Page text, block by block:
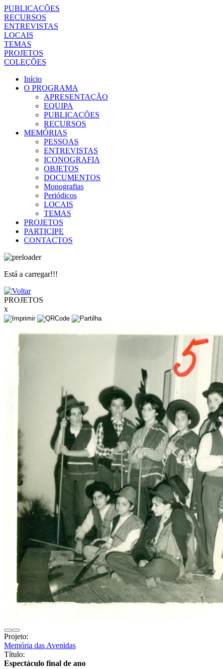
PUBLICAÇÕES
RECURSOS
ENTREVISTAS
LOCAIS
TEMAS
PROJETOS
COLEÇÕES
Início
O PROGRAMA
APRESENTAÇÃO
EQUIPA
PUBLICAÇÕES
RECURSOS
MEMÓRIAS
PESSOAS
ENTREVISTAS
ICONOGRAFIA
OBJETOS
DOCUMENTOS
Monografias
Periódicos
LOCAIS
TEMAS
PROJETOS
PARTICIPE
CONTACTOS
Está a carregar!!!
PROJETOS
x
Projeto:
Memória das Avenidas
Título:
Espectáculo final de ano